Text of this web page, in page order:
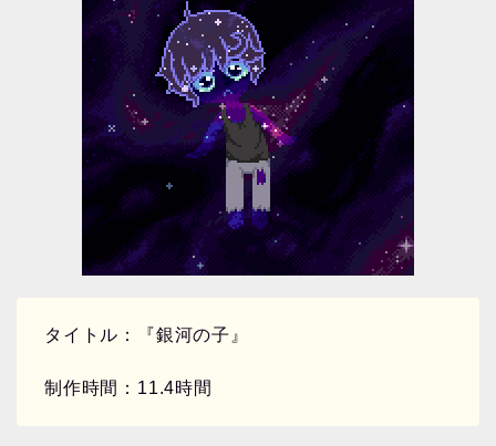
タイトル：『銀河の子』
制作時間：11.4時間